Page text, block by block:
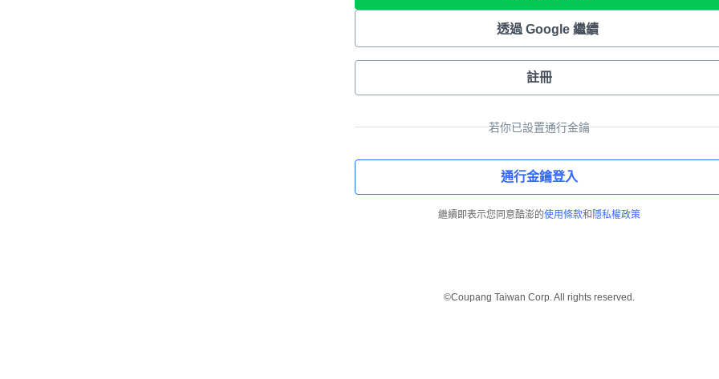
透過 Google 繼續
註冊
若你已設置通行金鑰
通行金鑰登入
繼續即表示您同意酷澎的使用條款和 隱私權政策
©Coupang Taiwan Corp. All rights reserved.